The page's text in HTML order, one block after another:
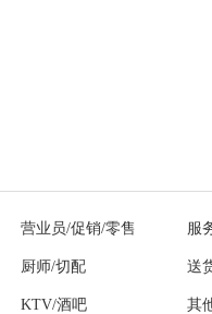
营业员/促销/零售 服
厨师/切配 送
KTV/酒吧 其